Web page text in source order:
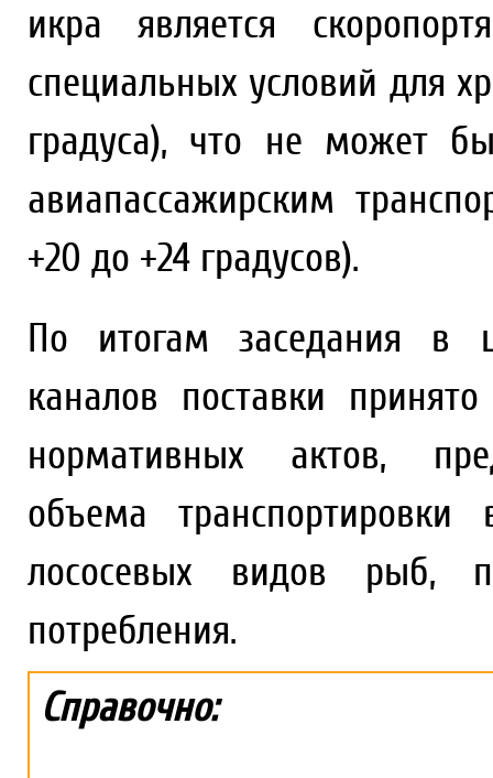
икра является
специальных условий для
градуса), что не может
авиапассажирским
+20 до +24 градусов).
По итогам заседания в
каналов поставки
нормативных актов,
объема
лососевых видов рыб,
потребления.
Справочно: